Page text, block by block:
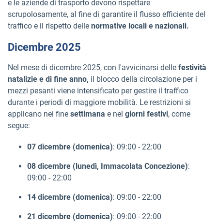
e le aziende di trasporto devono rispettare
scrupolosamente, al fine di garantire il flusso efficiente del
traffico e il rispetto delle normative locali e nazionali.
Dicembre 2025
Nel mese di dicembre 2025, con l'avvicinarsi delle festività
natalizie e di fine anno, il blocco della circolazione per i
mezzi pesanti viene intensificato per gestire il traffico
durante i periodi di maggiore mobilità. Le restrizioni si
applicano nei fine settimana e nei giorni festivi, come
segue:
07 dicembre (domenica): 09:00 - 22:00
08 dicembre (lunedì, Immacolata Concezione):
09:00 - 22:00
14 dicembre (domenica): 09:00 - 22:00
21 dicembre (domenica): 09:00 - 22:00